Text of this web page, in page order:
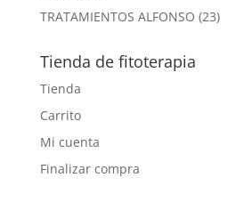
productos
TRATAMIENTOS ALFONSO 2323
Tienda de fitoterapia
Tienda
Carrito
Mi cuenta
Finalizar compra